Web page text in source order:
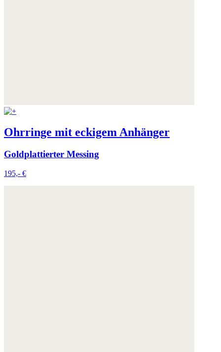
Ohrringe mit eckigem Anhänger
Goldplattierter Messing
195,- €